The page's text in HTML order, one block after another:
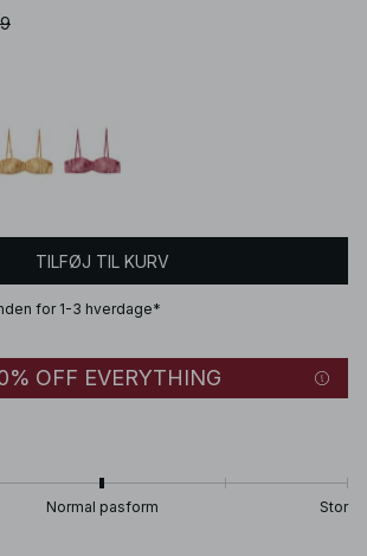
TILFØJ TIL KURV
for 1-3 hverdage*
OFF EVERYTHING
Normal pasform Stor